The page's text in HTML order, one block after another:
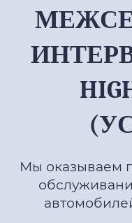
Мы оказываем